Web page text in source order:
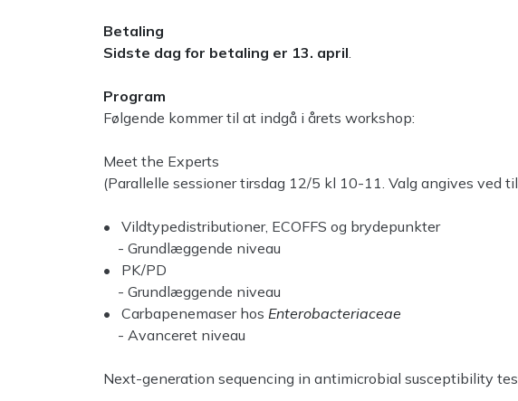
Betaling
Sidste dag for betaling er 13. april.
Program
Følgende kommer til at indgå i årets workshop:
Meet the Experts
(Parallelle sessioner tirsdag 12/5 kl 10-11. Valg angives ved
• Vildtypedistributioner, ECOFFS og brydepunkter
- Grundlæggende niveau
• PK/PD
- Grundlæggende niveau
• Carbapenemaser hos Enterobacteriaceae
- Avanceret niveau
Next-generation sequencing in antimicrobial susceptibility